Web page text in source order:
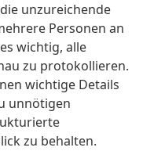
unzureichende
Personen an
wichtig, alle
zu protokollieren.
wichtige Details
unnötigen
zu behalten.